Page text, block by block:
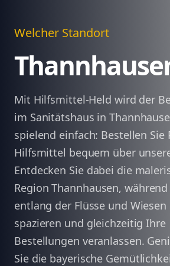
Welcher Standort
Mit Hilfsmittel-Held wird der
im Sanitätshaus in
spielend einfach: Bestellen Sie
Hilfsmittel bequem über
Entdecken Sie dabei die
Region Thannhausen, während
entlang der Flüsse und Wiesen
spazieren und gleichzeitig Ihre
Bestellungen veranlassen.
Sie die bayerische